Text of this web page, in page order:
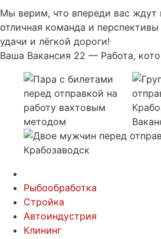
Мы верим, что впереди вас ждут
отличная команда и
удачи и лёгкой дороги!
Ваша Вакансия 22 — Работа,
Рыбообработка
Стройка
Автоиндустрия
Клининг